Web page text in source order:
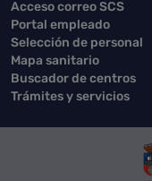
Acceso correo SCS
Portal empleado
Selección de personal
Mapa sanitario
Buscador de centros
Trámites y servicios